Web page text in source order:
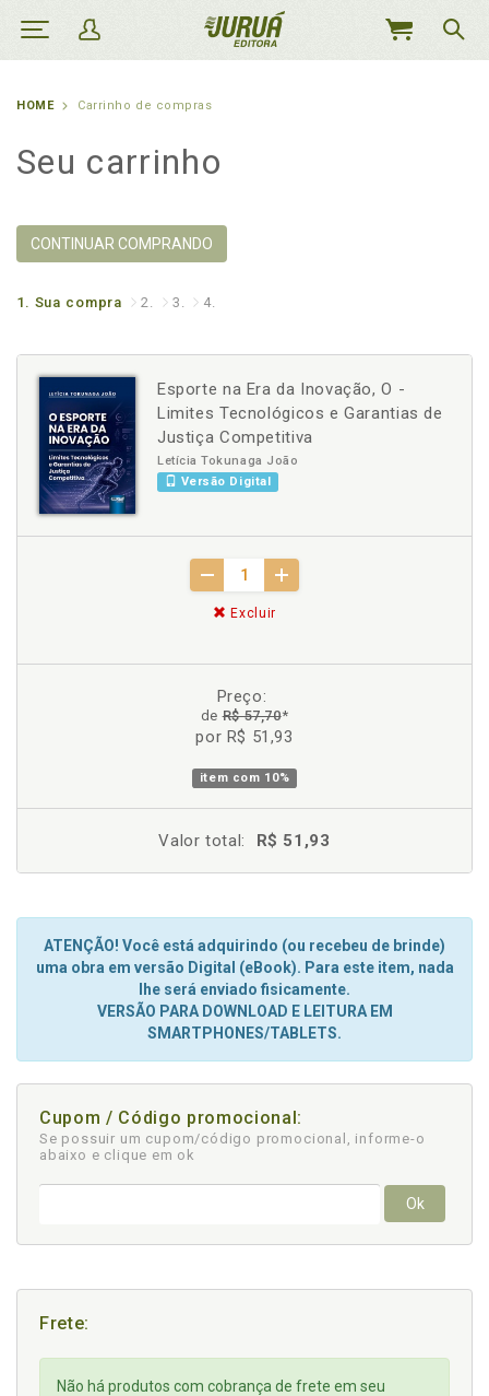
MEU
HOME Carrinho de compras
Seu carrinho
CONTINUAR COMPRANDO
1. Sua compra 2. 3. 4.
Esporte na Era da Inovação, O -
Limites Tecnológicos e Garantias de
Justiça Competitiva
Letícia Tokunaga João
Versão Digital
Excluir
Preço:
deR$ 57,70*
por R$ 51,93
item com 10%
Valor total: R$ 51,93
ATENÇÃO! Você está adquirindo (ou recebeu de brinde)
uma obra em versão Digital (eBook). Para este item, nada
lhe será enviado fisicamente.
VERSÃO PARA DOWNLOAD E LEITURA EM
SMARTPHONES/TABLETS.
Cupom / Código promocional:
Se possuir um cupom/código promocional, informe-o
abaixo e clique em ok
Ok
Frete:
Não há produtos com cobrança de frete em seu